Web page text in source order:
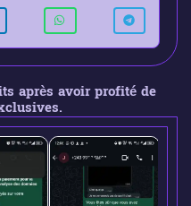
après avoir profité de